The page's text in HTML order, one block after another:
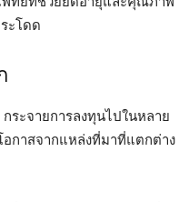
ะโดด
ระจายการลงทุนไปในหลาย
กาสจากแหล่งที่มาที่แตกต่าง